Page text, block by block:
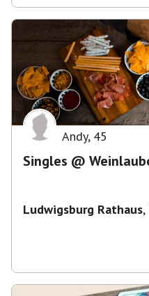
Andy, 45
Singles @
Ludwigsburg Rathaus,